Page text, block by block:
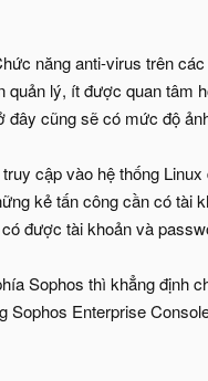
năng anti-virus trên
quản lý, ít được quan tâm
cũng sẽ có mức độ
cập vào hệ thống
kẻ tấn công cần có tài
được tài khoản và
Sophos thì khẳng định
Sophos Enterprise